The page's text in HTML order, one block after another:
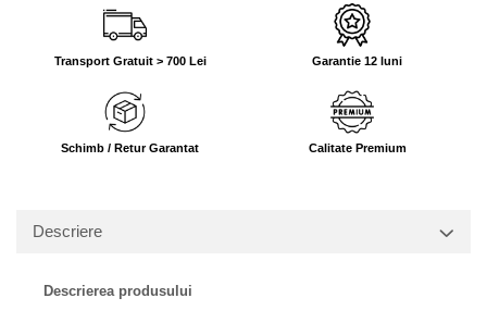
Transport Gratuit > 700 Lei Garantie 12 luni
Schimb / Retur Garantat Calitate Premium
Descriere
Descrierea produsului